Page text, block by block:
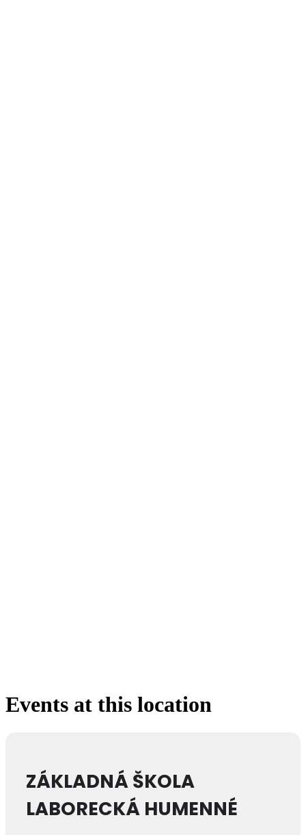
Events at this location
ZÁKLADNÁ ŠKOLA
LABORECKÁ HUMENNÉ